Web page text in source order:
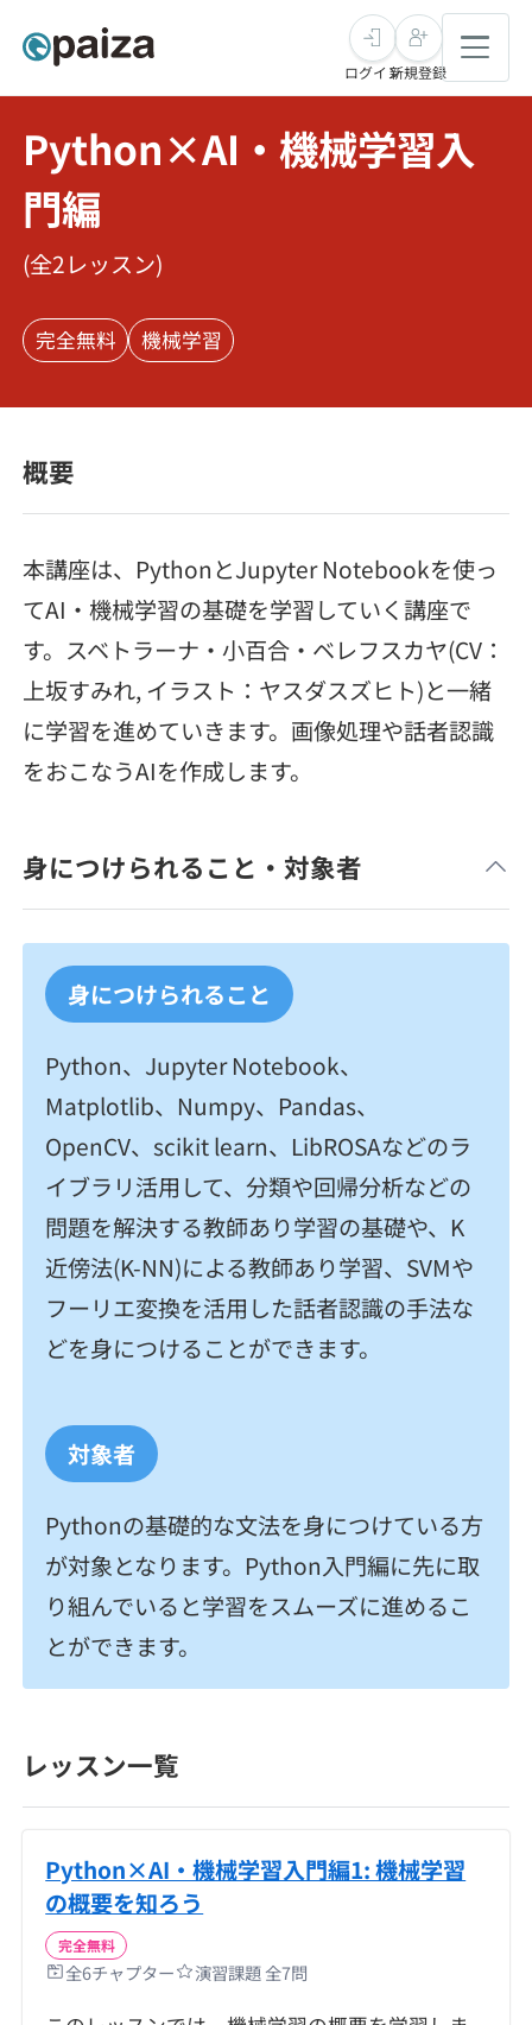
転職・キャリア
求人検索
転職成功ガイド
未経験転職
インタビュー
新卒就活
求人検索
本選考
インターン
新卒エージェント
イベント・セミナー
インタビュー
学習
問題集
4択課題
ナレッジ
リファレンス
個人向けプラン
学校向けプラン
契約内容・クーポン
スキルチェック
プログラミング言語
評価結果一覧
再チャレンジ結果一覧
ゲーム・マンガ
Tech Team Journal
paiza times
paizaとは？
ログイン新規登録
Python×AI・機械学習入
門編
(全2レッスン)
完全無料 機械学習
概要
本講座は、PythonとJupyter Notebookを使っ
てAI・機械学習の基礎を学習していく講座で
す。スベトラーナ・小百合・ベレフスカヤ(CV：
上坂すみれ, イラスト：ヤスダスズヒト)と一緒
に学習を進めていきます。画像処理や話者認識
をおこなうAIを作成します。
身につけられること・対象者
身につけられること
Python、Jupyter Notebook、
Matplotlib、Numpy、Pandas、
OpenCV、scikit learn、LibROSAなどのラ
イブラリ活用して、分類や回帰分析などの
問題を解決する教師あり学習の基礎や、K
近傍法(K-NN)による教師あり学習、SVMや
フーリエ変換を活用した話者認識の手法な
どを身につけることができます。
対象者
Pythonの基礎的な文法を身につけている方
が対象となります。Python入門編に先に取
り組んでいると学習をスムーズに進めるこ
とができます。
レッスン一覧
Python×AI・機械学習入門編1: 機械学習
の概要を知ろう
全6チャプター 演習課題 全7問
完全無料